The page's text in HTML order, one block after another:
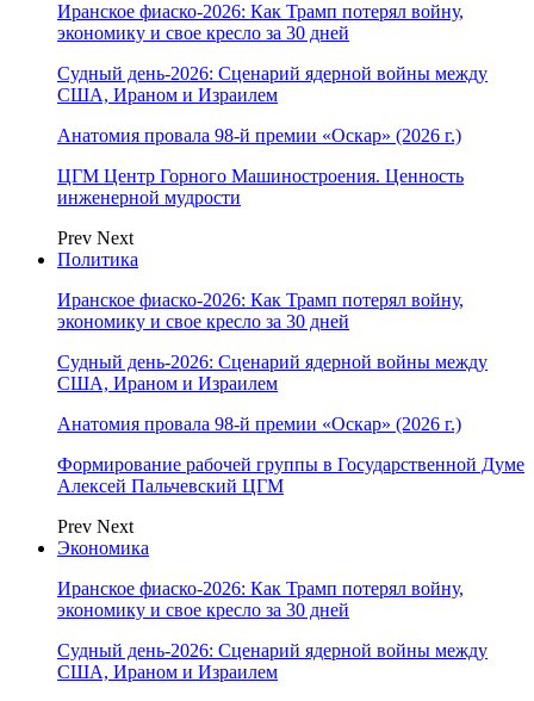
Иранское фиаско-2026: Как Трамп потерял войну,
экономику и свое кресло за 30 дней
Судный день-2026: Сценарий ядерной войны между
США, Ираном и Израилем
Анатомия провала 98-й премии «Оскар» (2026 г.)
ЦГМ Центр Горного Машиностроения. Ценность
инженерной мудрости
Prev Next
Политика
Иранское фиаско-2026: Как Трамп потерял войну,
экономику и свое кресло за 30 дней
Судный день-2026: Сценарий ядерной войны между
США, Ираном и Израилем
Анатомия провала 98-й премии «Оскар» (2026 г.)
Формирование рабочей группы в Государственной Думе
Алексей Пальчевский ЦГМ
Prev Next
Экономика
Иранское фиаско-2026: Как Трамп потерял войну,
экономику и свое кресло за 30 дней
Судный день-2026: Сценарий ядерной войны между
США, Ираном и Израилем